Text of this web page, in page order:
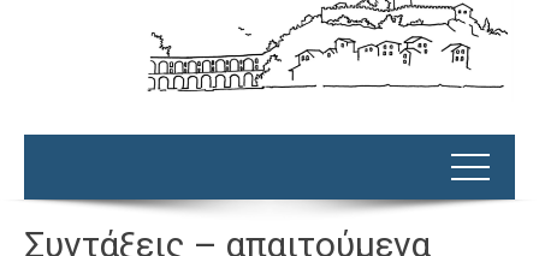
Συντάξεις – απαιτούμενα